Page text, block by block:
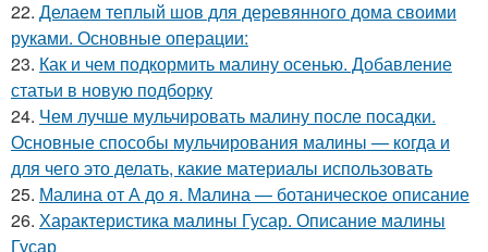
22. Делаем теплый шов для деревянного дома своими
руками. Основные операции:
23. Как и чем подкормить малину осенью. Добавление
статьи в новую подборку
24. Чем лучше мульчировать малину после посадки.
Основные способы мульчирования малины — когда и
для чего это делать, какие материалы использовать
25. Малина от А до я. Малина — ботаническое описание
26. Характеристика малины Гусар. Описание малины
Гусар